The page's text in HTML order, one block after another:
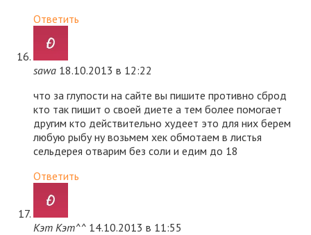
Ответить
sawa 18.10.2013 в 12:22
что за глупости на сайте вы пишите противно сброд
кто так пишит о своей диете а тем более помогает
другим кто действительно худеет это для них берем
любую рыбу ну возьмем хек обмотаем в листья
сельдерея отварим без соли и едим до 18
Ответить
Кэт Кэт^^ 14.10.2013 в 11:55